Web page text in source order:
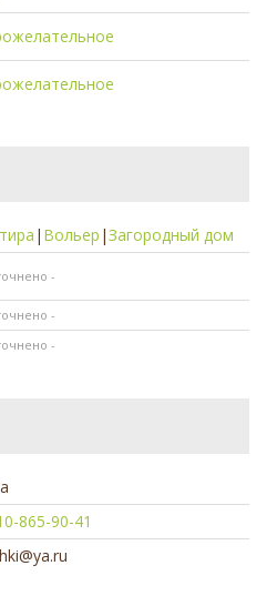
| Вольер |Загородный дом
-
-
-
865-90-41